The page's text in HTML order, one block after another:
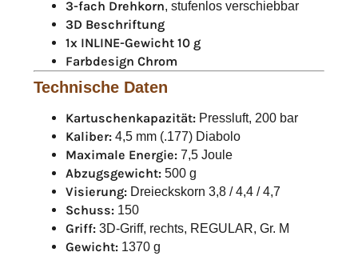
3-fach Drehkorn, stufenlos verschiebbar
3D Beschriftung
1x INLINE-Gewicht 10 g
Farbdesign Chrom
Technische Daten
Kartuschenkapazität:Pressluft, 200 bar
Kaliber:4,5 mm (.177) Diabolo
Maximale Energie:7,5 Joule
Abzugsgewicht:500 g
Visierung:Dreieckskorn 3,8 / 4,4 / 4,7
Schuss:150
Griff:3D-Griff, rechts, REGULAR, Gr. M
Gewicht:1370 g